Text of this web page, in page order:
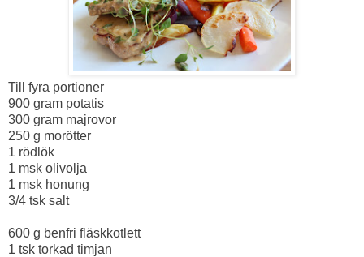
Till fyra portioner
900 gram potatis
300 gram majrovor
250 g morötter
1 rödlök
1 msk olivolja
1 msk honung
3/4 tsk salt
600 g benfri fläskkotlett
1 tsk torkad timjan